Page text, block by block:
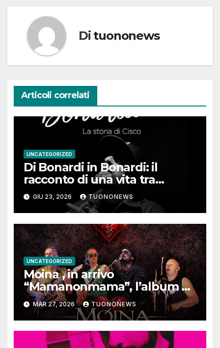
Di tuononews
Articoli correlati
UNCATEGORIZED
Di Bonardi in Bonardi: il
racconto di una vita tra
memoria, musica e identità
GIU 23, 2026 TUONONEWS
UNCATEGORIZED
Moina , in arrivo
“Mamanonmama”, l’album di
debutto per Ghost Record
MAR 27, 2026 TUONONEWS